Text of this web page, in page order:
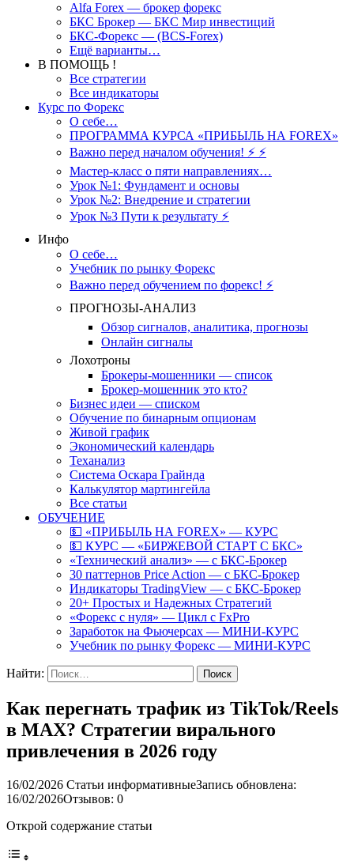
Alfa Forex — брокер форекс
БКС Брокер — БКС Мир инвестиций
БКС-Форекс — (BCS-Forex)
Ещё варианты…
В ПОМОЩЬ !
Все стратегии
Все индикаторы
Курс по Форекс
О себе…
ПРОГРАММА КУРСА «ПРИБЫЛЬ НА FOREX»
Важно перед началом обучения! ⚡ ⚡
Мастер-класс о пяти направлениях…
Урок №1: Фундамент и основы
Урок №2: Внедрение и стратегии
Урок №3 Пути к результату ⚡️
Инфо
О себе…
Учебник по рынку Форекс
Важно перед обучением по форекс! ⚡
ПРОГНОЗЫ-АНАЛИЗ
Обзор сигналов, аналитика, прогнозы
Онлайн сигналы
Лохотроны
Брокеры-мошенники — список
Брокер-мошенник это кто?
Бизнес идеи — списком
Обучение по бинарным опционам
Живой график
Экономический календарь
Теханализ
Система Оскара Грайнда
Калькулятор мартингейла
Все статьи
ОБУЧЕНИЕ
💵 «ПРИБЫЛЬ НА FOREX» — КУРС
💵 КУРС — «БИРЖЕВОЙ СТАРТ С БКС»
«Технический анализ» — с БКС-Брокер
30 паттернов Price Action — с БКС-Брокер
Индикаторы TradingView — с БКС-Брокер
20+ Простых и Надежных Стратегий
«Форекс с нуля» — Цикл с FxPro
Заработок на Фьючерсах — МИНИ-КУРС
Учебник по рынку Форекс — МИНИ-КУРС
Найти:
Как перегнать трафик из TikTok/Reels
в MAX? Стратегии вирального
привлечения в 2026 году
16/02/2026 Статьи информативныеЗапись обновлена:
16/02/2026Отзывов: 0
Открой содержание статьи